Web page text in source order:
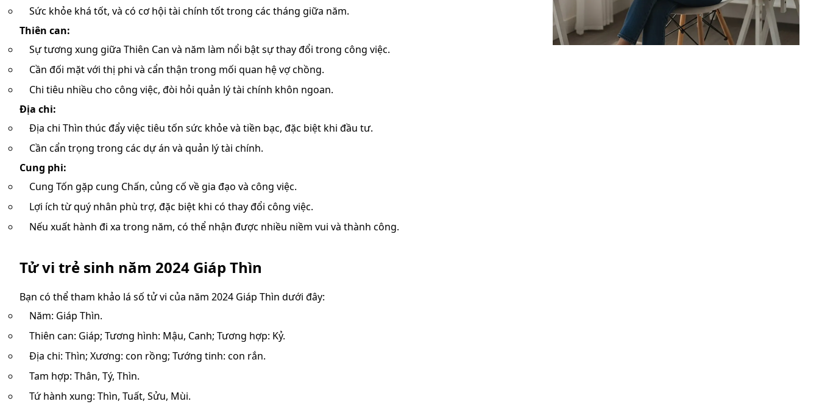
Sức khỏe khá tốt, và có cơ hội tài chính tốt trong các tháng giữa năm.
Thiên can:
Sự tương xung giữa Thiên Can và năm làm nổi bật sự thay đổi trong công việc.
Cần đối mặt với thị phi và cẩn thận trong mối quan hệ vợ chồng.
Chi tiêu nhiều cho công việc, đòi hỏi quản lý tài chính khôn ngoan.
Địa chi:
Địa chi Thìn thúc đẩy việc tiêu tốn sức khỏe và tiền bạc, đặc biệt khi đầu tư.
Cần cẩn trọng trong các dự án và quản lý tài chính.
Cung phi:
Cung Tốn gặp cung Chấn, củng cố về gia đạo và công việc.
Lợi ích từ quý nhân phù trợ, đặc biệt khi có thay đổi công việc.
Nếu xuất hành đi xa trong năm, có thể nhận được nhiều niềm vui và thành công.
Tử vi trẻ sinh năm 2024 Giáp Thìn
Bạn có thể tham khảo lá số tử vi của năm 2024 Giáp Thìn dưới đây:
Năm: Giáp Thìn.
Thiên can: Giáp; Tương hình: Mậu, Canh; Tương hợp: Kỷ.
Địa chi: Thìn; Xương: con rồng; Tướng tinh: con rắn.
Tam hợp: Thân, Tý, Thìn.
Tứ hành xung: Thìn, Tuất, Sửu, Mùi.